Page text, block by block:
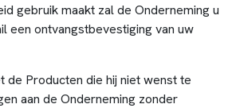
gebruik maakt zal de Onderneming u
een ontvangstbevestiging van uw
de Producten die hij niet wenst te
aan de Onderneming zonder